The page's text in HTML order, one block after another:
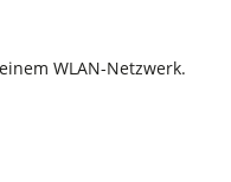
WLAN-Netzwerk.